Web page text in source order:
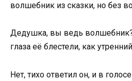
волшебник из сказки, но без
Дедушка, вы ведь волшебник?
глаза её блестели, как
Нет, тихо ответил он, и в